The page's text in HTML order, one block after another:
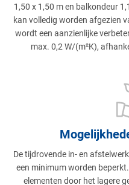
1,50 x 1,50 m en balkondeur
kan volledig worden afgezien
wordt een aanzienlijke
max. 0,2 W/(m²K),
De tijdrovende in- en
een minimum worden
elementen door het lagere